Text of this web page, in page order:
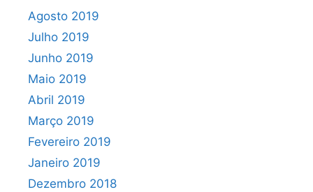
Agosto 2019
Julho 2019
Junho 2019
Maio 2019
Abril 2019
Março 2019
Fevereiro 2019
Janeiro 2019
Dezembro 2018